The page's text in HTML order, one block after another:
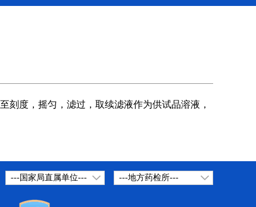
刻度，摇匀，滤过，取续滤液作为供试品溶液，
---地方药检所---
---国家局直属单位---